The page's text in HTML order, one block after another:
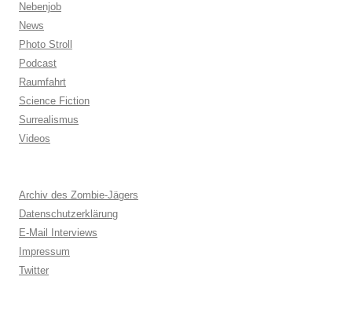
Nebenjob
News
Photo Stroll
Podcast
Raumfahrt
Science Fiction
Surrealismus
Videos
Archiv des Zombie-Jägers
Datenschutzerklärung
E-Mail Interviews
Impressum
Twitter